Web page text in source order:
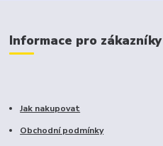
Informace pro zákazníky
Jak nakupovat
Obchodní podmínky